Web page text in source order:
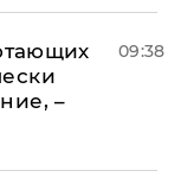
–
09:38